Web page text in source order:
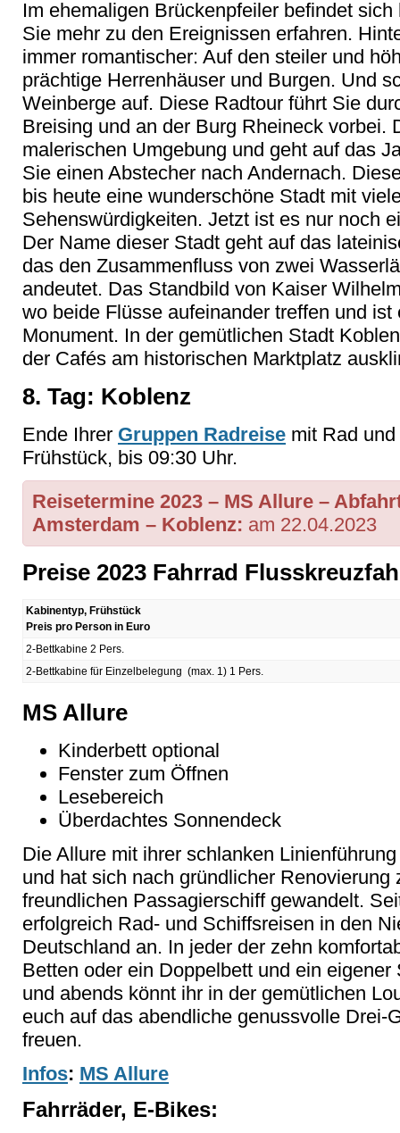
Im ehemaligen Brückenpfeiler befindet
Sie mehr zu den Ereignissen erfahren.
immer romantischer: Auf den steiler und
prächtige Herrenhäuser und Burgen. Und
Weinberge auf. Diese Radtour führt Sie
Breising und an der Burg Rheineck vorbei.
malerischen Umgebung und geht auf das
Sie einen Abstecher nach Andernach.
bis heute eine wunderschöne Stadt mit
Sehenswürdigkeiten. Jetzt ist es nur noch
Der Name dieser Stadt geht auf das
das den Zusammenfluss von zwei
andeutet. Das Standbild von Kaiser
wo beide Flüsse aufeinander treffen und
Monument. In der gemütlichen Stadt
der Cafés am historischen Marktplatz
8. Tag: Koblenz
Ende Ihrer Gruppen Radreise mit Rad
Frühstück, bis 09:30 Uhr.
Reisetermine 2023 – MS Allure –
Amsterdam – Koblenz: am 22.04.2023
Preise 2023 Fahrrad
Kabinentyp, Frühstück
Preis pro Person in Euro
2-Bettkabine 2 Pers.
2-Bettkabine für Einzelbelegung (max. 1) 1 Pers.
MS Allure
Kinderbett optional
Fenster zum Öffnen
Lesebereich
Überdachtes Sonnendeck
Die Allure mit ihrer schlanken
und hat sich nach gründlicher Renovierung
freundlichen Passagierschiff gewandelt.
erfolgreich Rad- und Schiffsreisen in den
Deutschland an. In jeder der zehn
Betten oder ein Doppelbett und ein
und abends könnt ihr in der gemütlichen
euch auf das abendliche genussvolle Drei-
freuen.
Infos: MS Allure
Fahrräder, E-Bikes: